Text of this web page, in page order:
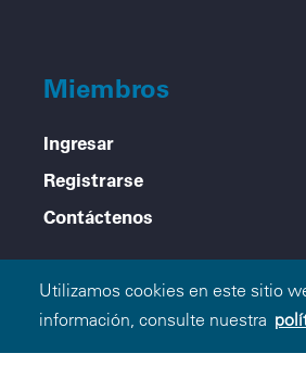
Utilizamos cookies en este sitio
información, consulte nuestra
Miembros
Ingresar
Registrarse
Contáctenos
Legal menu
Política de Privacidad